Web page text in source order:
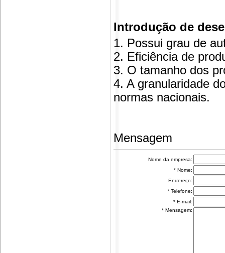
Introdução de
1. Possui grau de
2. Eficiência de
3. O tamanho dos
4. A granularidade
normas nacionais.
Mensagem
Nome da empresa:
* Nome:
Endereço:
* Telefone:
* E-mail:
* Mensagem: